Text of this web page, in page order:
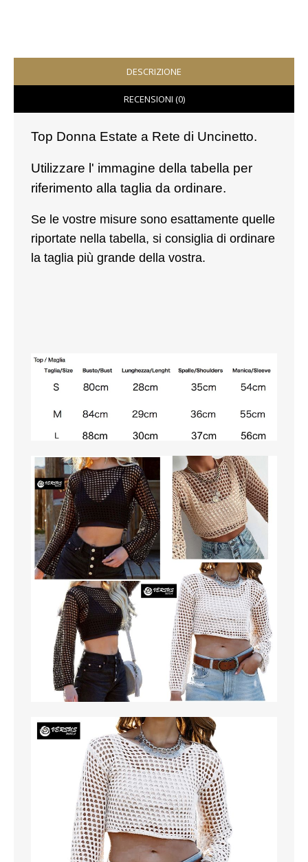
CAMICIE
CAPISPALLA
CARNEVALE
COSTUMI E COPRICOSTUMI
PANTALONI
TUTE PANTALONI
VESTITI
CARNEVALE
CERIMONIA
COMPLETI
GIACCHE E CAPPOTTI
MAGLIETTE
PANTALONI
PIGIAMI
SCUOLA
TUTE E FELPE
UOMO
CARNEVALE
DESCRIZIONE
RECENSIONI (0)
Top Donna Estate a Rete di Uncinetto.
Utilizzare l' immagine della tabella per
riferimento alla taglia da ordinare.
Se le vostre misure sono esattamente quelle
riportate nella tabella, si consiglia di ordinare
la taglia più grande della vostra.